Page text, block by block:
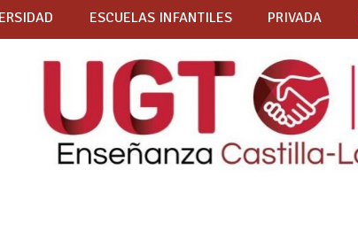
ESCUELAS INFANTILES PRIVADA